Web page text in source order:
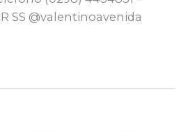
SS @valentinoavenida